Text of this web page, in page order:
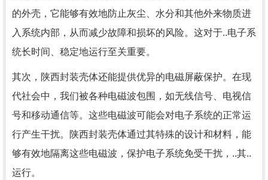
的外壳，它能够有效地防止灰尘、水分和其他外来物质进
入系统内部，从而减少故障和损坏的风险。这对于..电子系
统长时间、稳定地运行至关重要。
其次，陕西封装壳体还能提供优异的电磁屏蔽保护。在现
代社会中，我们被各种电磁波包围，如无线信号、电视信
号和移动通信等。这些电磁波可能会对电子系统的正常运
行产生干扰。陕西封装壳体通过其特殊的设计和材料，能
够有效地隔离这些电磁波，保护电子系统免受干扰，..其..
运行。